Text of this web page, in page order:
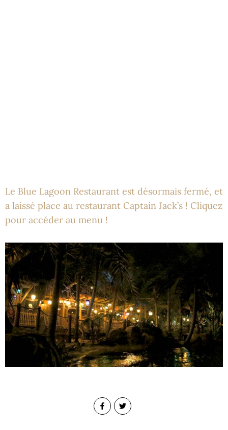
Le Blue Lagoon Restaurant est désormais fermé, et
a laissé place au restaurant Captain Jack’s ! Cliquez
pour accéder au menu !